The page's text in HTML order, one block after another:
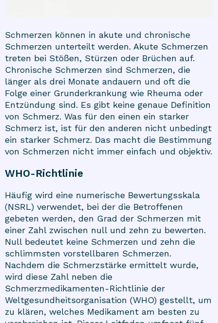
Schmerzen können in akute und chronische
Schmerzen unterteilt werden. Akute Schmerzen
treten bei Stößen, Stürzen oder Brüchen auf.
Chronische Schmerzen sind Schmerzen, die
länger als drei Monate andauern und oft die
Folge einer Grunderkrankung wie Rheuma oder
Entzündung sind. Es gibt keine genaue Definition
von Schmerz. Was für den einen ein starker
Schmerz ist, ist für den anderen nicht unbedingt
ein starker Schmerz. Das macht die Bestimmung
von Schmerzen nicht immer einfach und objektiv.
WHO-Richtlinie
Häufig wird eine numerische Bewertungsskala
(NSRL) verwendet, bei der die Betroffenen
gebeten werden, den Grad der Schmerzen mit
einer Zahl zwischen null und zehn zu bewerten.
Null bedeutet keine Schmerzen und zehn die
schlimmsten vorstellbaren Schmerzen.
Nachdem die Schmerzstärke ermittelt wurde,
wird diese Zahl neben die
Schmerzmedikamenten-Richtlinie der
Weltgesundheitsorganisation (WHO) gestellt, um
zu klären, welches Medikament am besten zu